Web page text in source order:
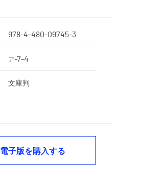
978-4-480-09745-3
ア-7-4
文庫判
電子版を購入する